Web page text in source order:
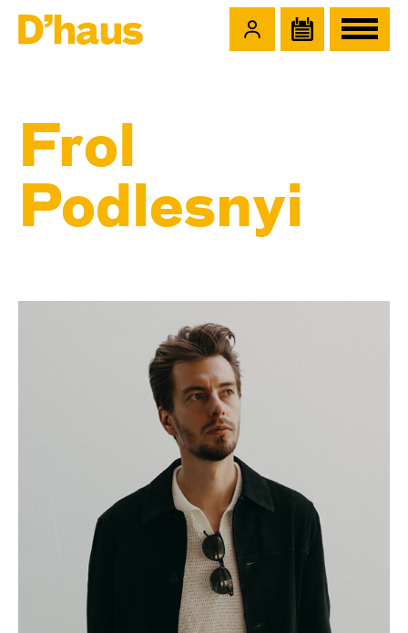
Frol
Podlesnyi